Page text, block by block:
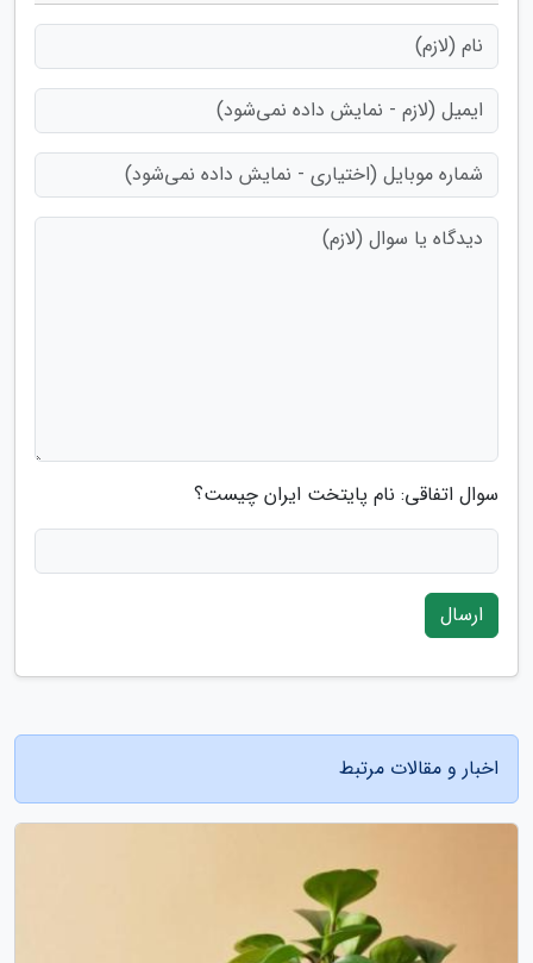
سوال اتفاقی: نام پایتخت ایران چیست؟
ارسال
اخبار و مقالات مرتبط